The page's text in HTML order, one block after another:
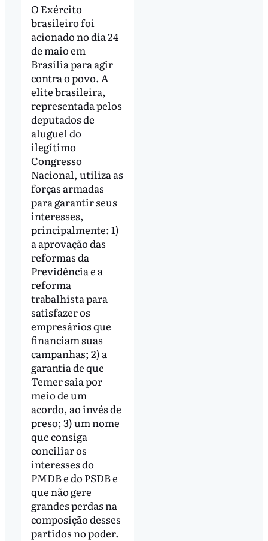
O Exército
brasileiro foi
acionado no dia 24
de maio em
Brasília para agir
contra o povo. A
elite brasileira,
representada pelos
deputados de
aluguel do
ilegítimo
Congresso
Nacional, utiliza as
forças armadas
para garantir seus
interesses,
principalmente: 1)
a aprovação das
reformas da
Previdência e a
reforma
trabalhista para
satisfazer os
empresários que
financiam suas
campanhas; 2) a
garantia de que
Temer saia por
meio de um
acordo, ao invés de
preso; 3) um nome
que consiga
conciliar os
interesses do
PMDB e do PSDB e
que não gere
grandes perdas na
composição desses
partidos no poder.